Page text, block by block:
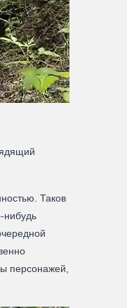
Таков
нибудь
персонажей,